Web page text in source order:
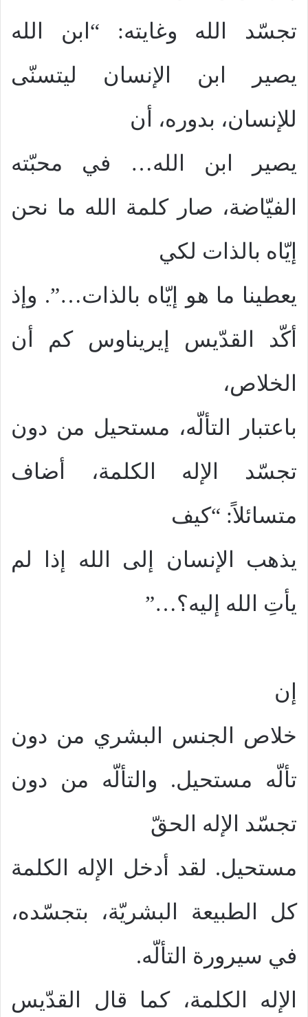
تجسّد الله وغايته: “ابن الله
يصير ابن الإنسان ليتسنّى
للإنسان، بدوره، أن
يصير ابن الله… في محبّته
الفيّاضة، صار كلمة الله ما نحن
إيّاه بالذات لكي
يعطينا ما هو إيّاه بالذات…”. وإذ
أكّد القدّيس إيريناوس كم أن
الخلاص،
باعتبار التألّه، مستحيل من دون
تجسّد الإله الكلمة، أضاف
متسائلاً: “كيف
يذهب الإنسان إلى الله إذا لم
يأتِ الله إليه؟…”
إن
خلاص الجنس البشري من دون
تألّه مستحيل. والتألّه من دون
تجسّد الإله الحقّ
مستحيل. لقد أدخل الإله الكلمة
كل الطبيعة البشريّة، بتجسّده،
في سيرورة التألّه.
الإله الكلمة، كما قال القدّيس